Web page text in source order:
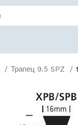
Трапец 9.5 SPZ